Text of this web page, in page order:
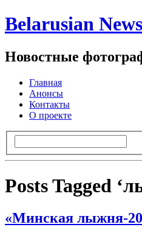
Belarusian
Новостные
Главная
Анонсы
Контакты
О проекте
Posts Tagged
«Минская лыжня-